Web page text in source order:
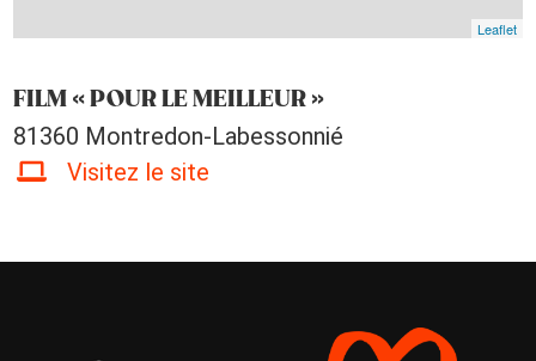
Leaflet
FILM « POUR LE MEILLEUR »
81360 Montredon-Labessonnié
Visitez le site